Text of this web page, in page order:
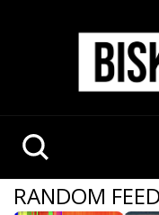
RANDOM